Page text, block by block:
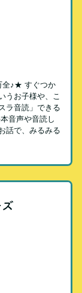
全♪★ すぐつか
うお子様や、こ
ラ音読」できる
音声や音読し
話で、みるみる